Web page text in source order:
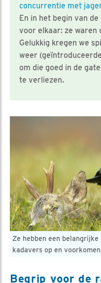
concurrentie met
En in het begin van
voor elkaar: ze waren
Gelukkig kregen we
weer
om die goed in de
te verliezen.
Ze hebben een
kadavers op en
Begrip voor de